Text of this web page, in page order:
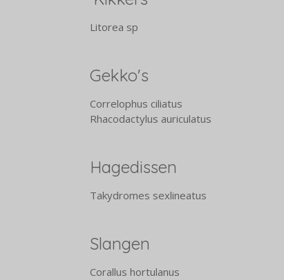
Litorea sp
Gekko's
Correlophus ciliatus
Rhacodactylus auriculatus
Hagedissen
Takydromes sexlineatus
Slangen
Corallus hortulanus